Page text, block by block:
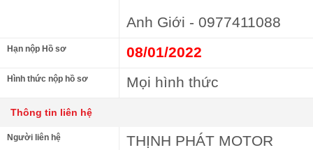
Anh Giới - 0977411088
Hạn nộp Hồ sơ 08/01/2022
Hình thức nộp hồ sơ Mọi hình thức
Thông tin liên hệ
Người liên hệ THỊNH PHÁT MOTOR